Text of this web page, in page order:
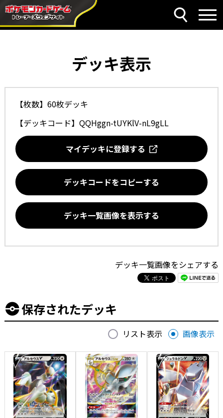
デッキ表示
【枚数】60枚デッキ
【デッキコード】 QQHggn-tUYKlV-nL9gLL
マイデッキに登録する
デッキコードをコピーする
デッキ一覧画像を表示する
デッキ一覧画像をシェアする
保存されたデッキ
リスト表示 画像表示